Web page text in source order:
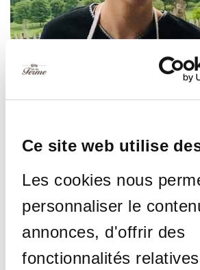
Ce site web utilise
Les cookies nous
personnaliser le
annonces, d'offrir des
fonctionnalités
Geniet in de